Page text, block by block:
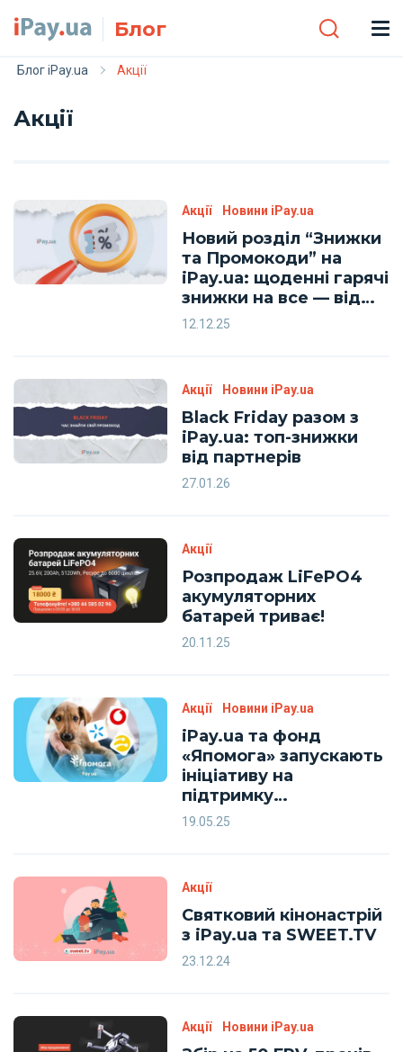
Блог
Блог iPay.ua Акції
Акції
Акції Новини iPay.ua
Новий розділ “Знижки
та Промокоди” на
iPay.ua: щоденні гарячі
знижки на все — від
косметики та одягу до
12.12.25
Акції Новини iPay.ua
Black Friday разом з
iPay.ua: топ-знижки
від партнерів
27.01.26
Акції
Розпродаж LiFePO4
акумуляторних
батарей триває!
20.11.25
Акції Новини iPay.ua
iPay.ua та фонд
«Япомога» запускають
ініціативу на
підтримку
безпритульних тварин
19.05.25
Акції
Святковий кінонастрій
з iPay.ua та SWEET.TV
23.12.24
Акції Новини iPay.ua